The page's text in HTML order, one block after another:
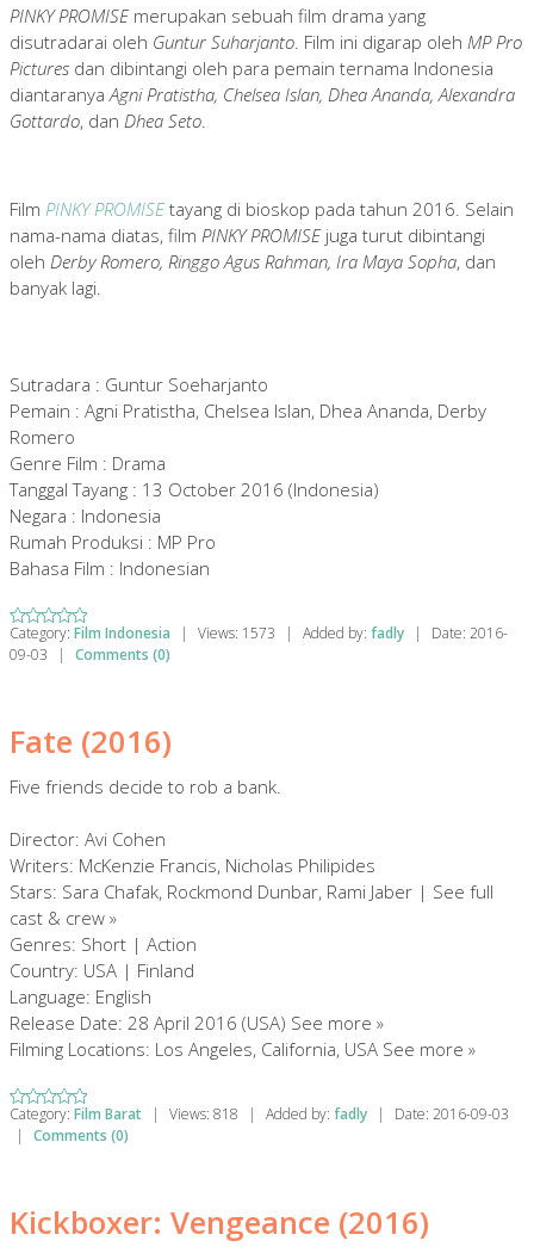
PINKY PROMISEmerupakan sebuah film drama yang
disutradarai oleh Guntur Suharjanto. Film ini digarap oleh MP Pro
Pictures dan dibintangi oleh para pemain ternama Indonesia
diantaranyaAgni Pratistha, Chelsea Islan, Dhea Ananda, Alexandra
Gottardo, dan Dhea Seto.
Film PINKY PROMISEtayang di bioskop pada tahun 2016. Selain
nama-nama diatas, film PINKY PROMISEjuga turut dibintangi
oleh Derby Romero, Ringgo Agus Rahman, Ira Maya Sopha, dan
banyak lagi.
Sutradara : Guntur Soeharjanto
Pemain : Agni Pratistha, Chelsea Islan, Dhea Ananda, Derby
Romero
Genre Film : Drama
Tanggal Tayang : 13 October 2016 (Indonesia)
Negara : Indonesia
Rumah Produksi : MP Pro
Bahasa Film : Indonesian
Category: Film Indonesia | Views: 1573 | Added by: fadly | Date: 2016-
09-03
| Comments (0)
Fate (2016)
Five friends decide to rob a bank.
Director: Avi Cohen
Writers: McKenzie Francis, Nicholas Philipides
Stars: Sara Chafak, Rockmond Dunbar, Rami Jaber | See full
cast & crew »
Genres: Short | Action
Country: USA | Finland
Language: English
Release Date: 28 April 2016 (USA) See more »
Filming Locations: Los Angeles, California, USA See more »
Category: Film Barat | Views: 818 | Added by: fadly | Date: 2016-09-03
|
Comments (0)
Kickboxer: Vengeance (2016)